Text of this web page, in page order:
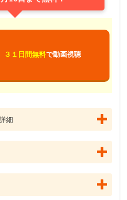
３１日間無料で動画視聴
細